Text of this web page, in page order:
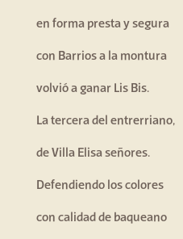
en forma presta y segura
con Barrios a la montura
volvió a ganar Lis Bis.
La tercera del entrerriano,
de Villa Elisa señores.
Defendiendo los colores
con calidad de baqueano